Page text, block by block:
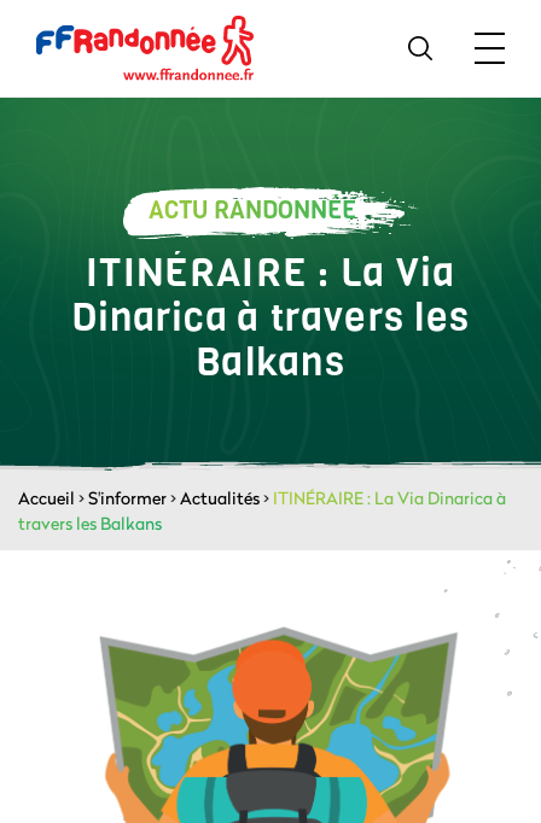
ACTU RANDONNÉE
ITINÉRAIRE : La Via
Dinarica à travers les
Balkans
Accueil >S'informer>Actualités> ITINÉRAIRE : La Via Dinarica à
travers les Balkans